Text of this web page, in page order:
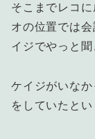
そこまでレコ
オの位置では
イジでやっと聞
ケイジがいな
をしていたと